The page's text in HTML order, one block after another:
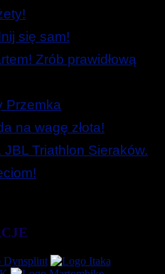
się sam!
Zrób prawidłową
Przemka
na wagę złota!
Triathlon Sieraków.